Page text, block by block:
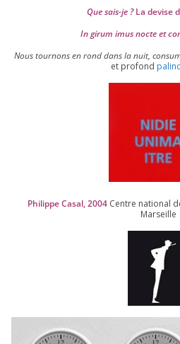
Que sais-je ?La devise
In girum imus nocte et
Nous tour­nons en rond dans la nuit,
et pro­fond
Philippe Casal,2004 Centre natio­nal
Marseille